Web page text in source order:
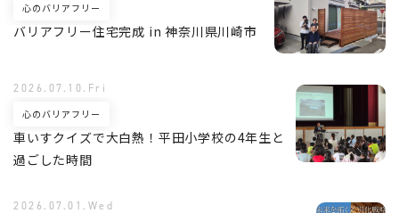
バリアフリー住宅完成 in 神奈川県川崎市
心のバリアフリー
車いすクイズで大白熱！平田小学校の4年生と
過ごした時間
心のバリアフリー
2026.07.10.Fri
2026.07.01.Wed